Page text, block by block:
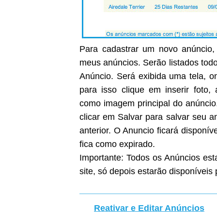
Para cadastrar um novo anúncio,
meus anúncios. Serão listados
Anúncio. Será exibida uma tela,
para isso clique em inserir
como imagem principal do
clicar em Salvar para salvar seu
anterior. O Anuncio ficará
fica como expirado.
Importante: Todos os Anúncios
site, só depois estarão disponíveis
Reativar e Editar Anúncios